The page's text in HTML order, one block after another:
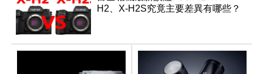
H2、X-H2S究竟主要差異有哪些？